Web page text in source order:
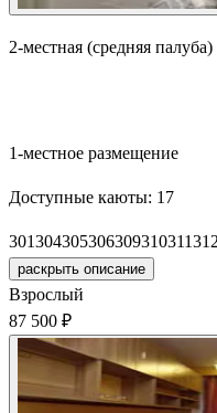
2-местная (средняя палуба)
1-местное размещение
Доступные каюты: 17
301304305306309310311312
раскрыть описание
Взрослый
87 500 ₽